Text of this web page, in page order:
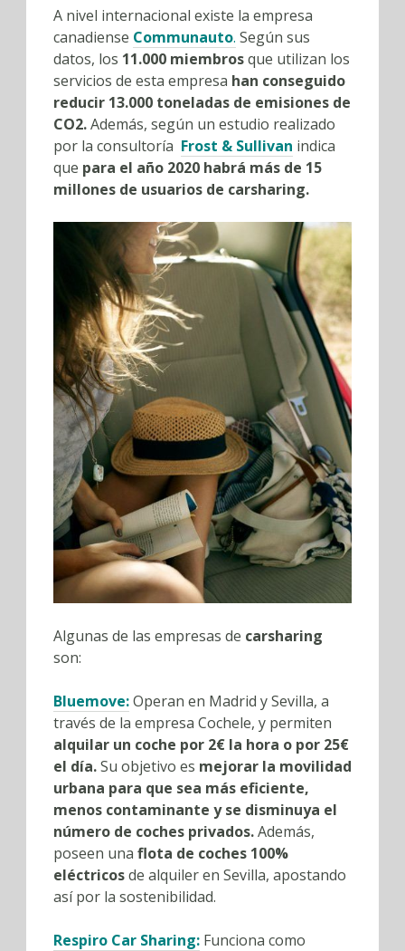
A nivel internacional existe la empresa
canadiense Communauto. Según sus
datos, los 11.000 miembrosque utilizan los
servicios de esta empresa han conseguido
reducir 13.000 toneladas de emisiones de
CO2.Además, según un estudio realizado
por la consultoría Frost & Sullivan indica
que para el año 2020 habrá más de 15
millones de usuarios de carsharing.
Algunas de las empresas de carsharing
son:
Bluemove:Operan en Madrid y Sevilla, a
través de la empresa Cochele, y permiten
alquilar un coche por 2€ la hora o por 25€
el día.Su objetivo es mejorar la movilidad
urbana para que sea más eficiente,
menos contaminante y se disminuya el
número de coches privados.Además,
poseen una flota de coches 100%
eléctricosde alquiler en Sevilla, apostando
así por la sostenibilidad.
Respiro Car Sharing: Funciona como